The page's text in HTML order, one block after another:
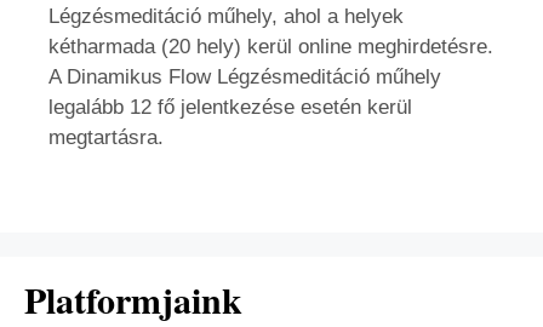
Légzésmeditáció műhely, ahol a helyek
kétharmada (20 hely) kerül online meghirdetésre.
A Dinamikus Flow Légzésmeditáció műhely
legalább 12 fő jelentkezése esetén kerül
megtartásra.
Platformjaink